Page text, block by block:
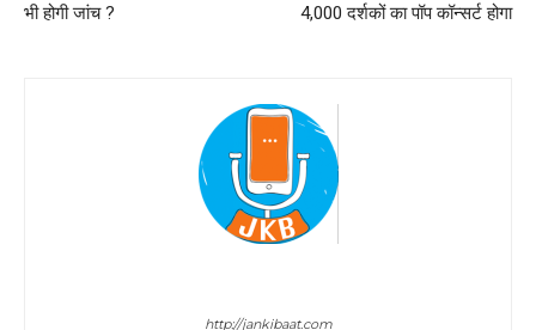
भी होगी जांच ?
4,000 दर्शकों का पॉप कॉन्सर्ट होगा
http://jankibaat.com